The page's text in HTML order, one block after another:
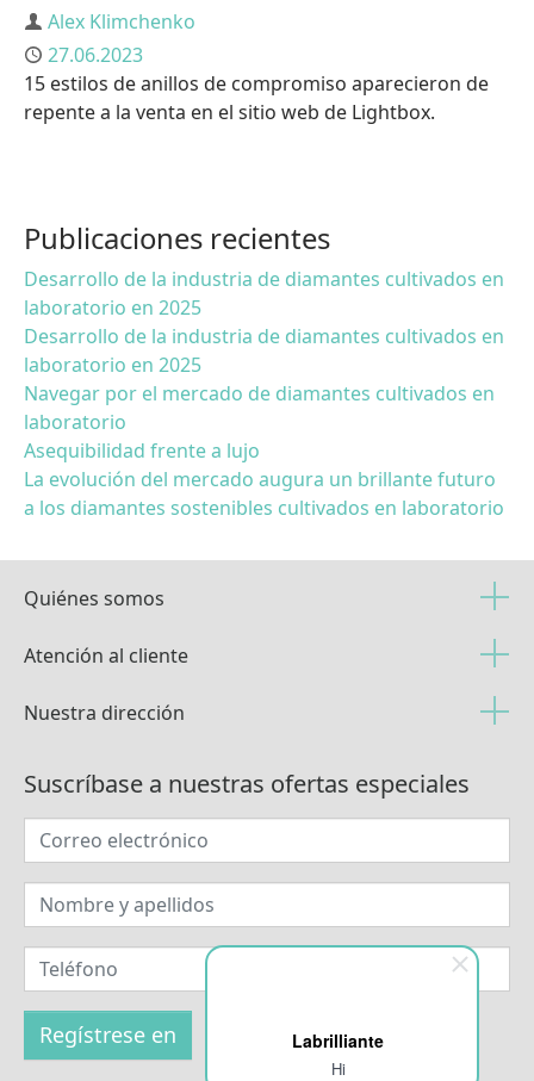
Labrilliante
Hi
Autor
Alex Klimchenko
Publicado
27.06.2023
15 estilos de anillos de compromiso aparecieron de
repente a la venta en el sitio web de Lightbox.
Publicaciones recientes
Desarrollo de la industria de diamantes cultivados en
laboratorio en 2025
Desarrollo de la industria de diamantes cultivados en
laboratorio en 2025
Navegar por el mercado de diamantes cultivados en
laboratorio
Asequibilidad frente a lujo
La evolución del mercado augura un brillante futuro
a los diamantes sostenibles cultivados en laboratorio
Quiénes somos
Atención al cliente
Nuestra dirección
Suscríbase a nuestras ofertas especiales